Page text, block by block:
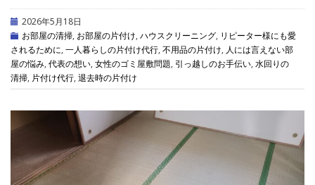
2026年5月18日
お部屋の清掃, お部屋の片付け, ハウスクリーニング, リピーター様にも愛
されるために, 一人暮らしの片付け代行, 不用品の片付け, 人には言えない部
屋の悩み, 代表の想い, 女性のゴミ屋敷問題, 引っ越しのお手伝い, 水回りの
清掃, 片付け代行, 退去時の片付け